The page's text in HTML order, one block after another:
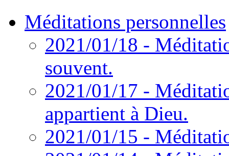
Méditations personnelles
2021/01/18 -
souvent.
2021/01/17 -
appartient à Dieu.
2021/01/15 -